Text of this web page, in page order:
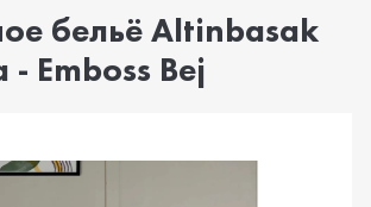
бельё Altinbasak
- Emboss Bej